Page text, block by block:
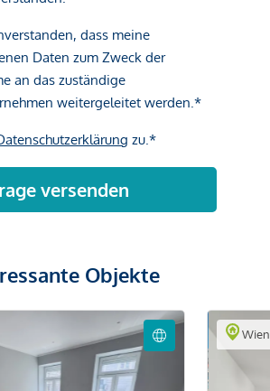
Objekte
Wien